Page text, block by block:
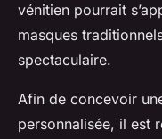
vénitien pourrait
masques
spectaculaire.
Afin de concevoir
personnalisée, il est